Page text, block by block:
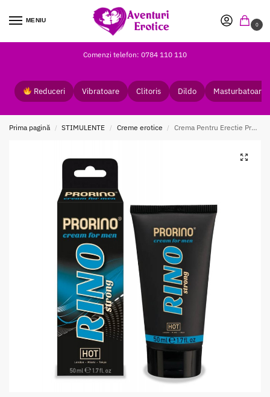
MENIU
0
Comenzi telefon: 0784 110 110
Reduceri Vibratoare Clitoris Dildo Masturbatoare
Prima pagină / STIMULENTE / Creme erotice / Crema Pentru Erectie Prorino Rino